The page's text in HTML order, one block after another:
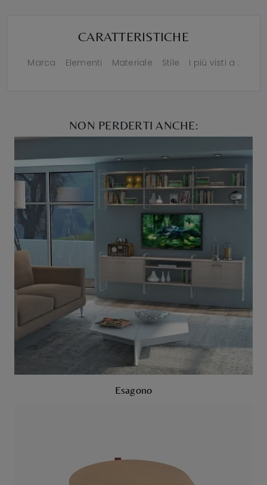
CARATTERISTICHE
Marca Elementi Materiale Stile I più visti a :
NON PERDERTI ANCHE:
Esagono